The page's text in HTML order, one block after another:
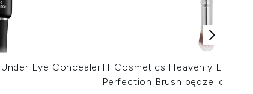
Eye Concealer IT Cosmetics Heavenly Luxe
Perfection Brush pędzel do